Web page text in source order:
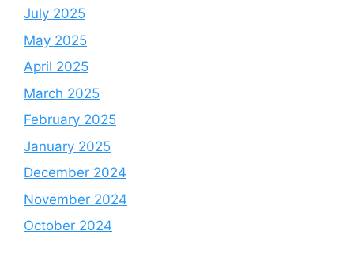
July 2025
May 2025
April 2025
March 2025
February 2025
January 2025
December 2024
November 2024
October 2024